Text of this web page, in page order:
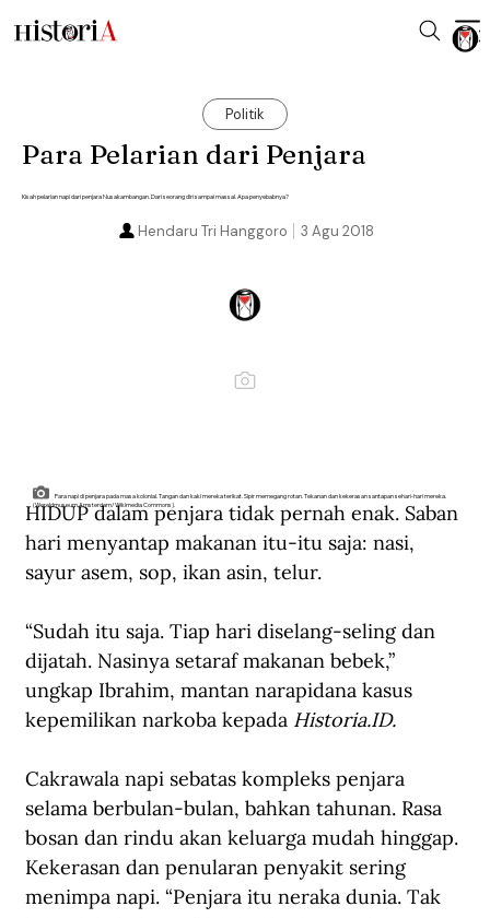
Politik
Para Pelarian dari Penjara
Kisah pelarian napi dari penjara Nusakambangan. Dari seorang diri sampai massal. Apa penyebabnya?
3 Agu 2018
Hendaru Tri Hanggoro
Para napi di penjara pada masa kolonial. Tangan dan kaki mereka terikat. Sipir memegang rotan. Tekanan dan kekerasan santapan sehari-hari mereka.
(Wereldmuseum Amsterdam/Wikimedia Commons).
HIDUP dalam penjara tidak pernah enak. Saban
hari menyantap makanan itu-itu saja: nasi,
sayur asem, sop, ikan asin, telur.
“Sudah itu saja. Tiap hari diselang-seling dan
dijatah. Nasinya setaraf makanan bebek,”
ungkap Ibrahim, mantan narapidana kasus
kepemilikan narkoba kepada Historia.ID.
Cakrawala napi sebatas kompleks penjara
selama berbulan-bulan, bahkan tahunan. Rasa
bosan dan rindu akan keluarga mudah hinggap.
Kekerasan dan penularan penyakit sering
menimpa napi. “Penjara itu neraka dunia. Tak